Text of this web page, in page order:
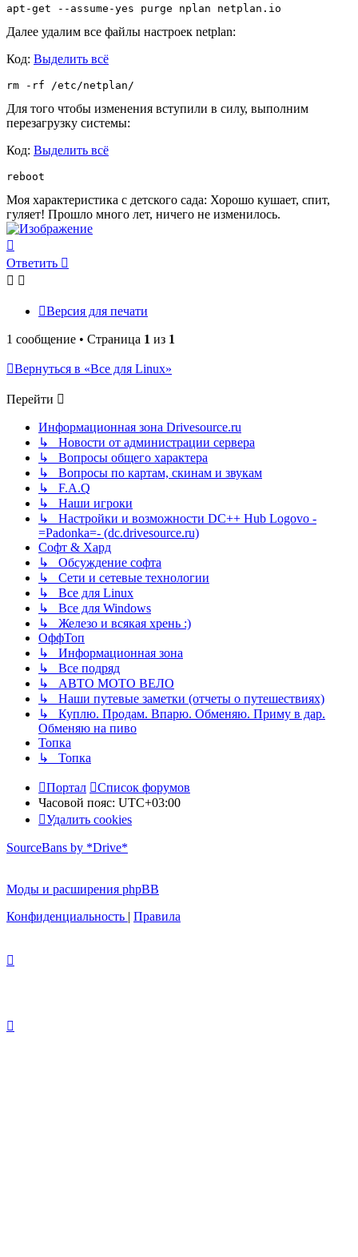
Далее удалим все файлы настроек netplan:
Код: Выделить всё
rm -rf /etc/netplan/
Для того чтобы изменения вступили в силу, выполним
перезагрузку системы:
Код: Выделить всё
reboot
Моя характеристика с детского сада: Хорошо кушает, спит,
гуляет! Прошло много лет, ничего не изменилось.
к
началу
Ответить
Версия для печати
1 сообщение • Страница 1 из 1
Вернуться в «Все для Linux»
Перейти
Информационная зона Drivesource.ru
↳ Новости от администрации сервера
↳ Вопросы общего характера
↳ Вопросы по картам, скинам и звукам
↳ F.A.Q
↳ Наши игроки
↳ Настройки и возможности DC++ Hub Logovo -
=Padonka=- (dc.drivesource.ru)
Софт & Хард
↳ Обсуждение софта
↳ Сети и сетевые технологии
↳ Все для Linux
↳ Все для Windows
↳ Железо и всякая хрень :)
ОффТоп
↳ Информационная зона
↳ Все подряд
↳ АВТО МОТО ВЕЛО
↳ Наши путевые заметки (отчеты о путешествиях)
↳ Куплю. Продам. Впарю. Обменяю. Приму в дар.
Обменяю на пиво
Топка
↳ Топка
Портал
Список форумов
Часовой пояс: UTC+03:00
Удалить cookies
SourceBans by *Drive*
Моды и расширения phpBB
Конфиденциальность | Правила